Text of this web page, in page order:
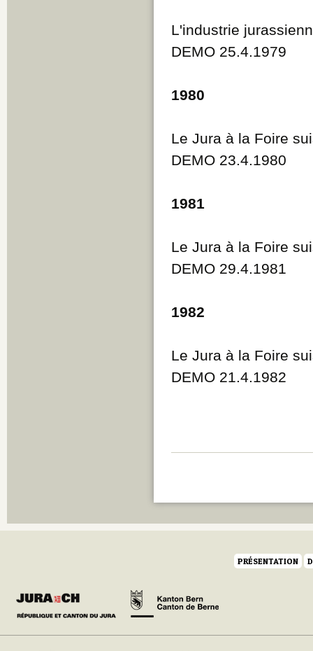
L'industrie
DEMO 25.4.1979
1980
Le Jura à la Foire
DEMO 23.4.1980
1981
Le Jura à la Foire
DEMO 29.4.1981
1982
Le Jura à la Foire
DEMO 21.4.1982
PRÉSENTATION